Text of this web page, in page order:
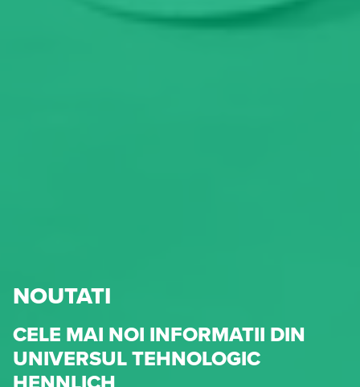
NOUTATI
CELE MAI NOI INFORMATII DIN
UNIVERSUL TEHNOLOGIC
HENNLICH